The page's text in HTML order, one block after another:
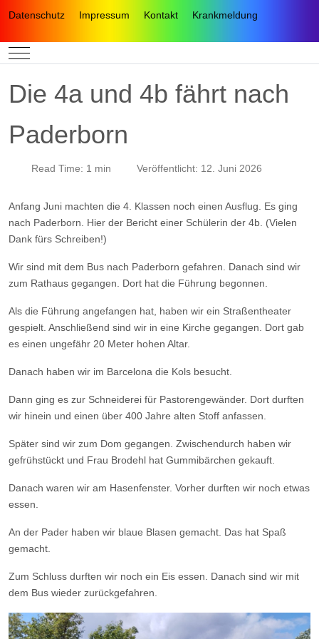
Datenschutz Impressum Kontakt Krankmeldung
Mobile Menu Toggle
Die 4a und 4b fährt nach
Paderborn
Read Time: 1 min Veröffentlicht: 12. Juni 2026
Anfang Juni machten die 4. Klassen noch einen Ausflug. Es ging
nach Paderborn. Hier der Bericht einer Schülerin der 4b. (Vielen
Dank fürs Schreiben!)
Wir sind mit dem Bus nach Paderborn gefahren. Danach sind wir
zum Rathaus gegangen. Dort hat die Führung begonnen.
Als die Führung angefangen hat, haben wir ein Straßentheater
gespielt. Anschließend sind wir in eine Kirche gegangen. Dort gab
es einen ungefähr 20 Meter hohen Altar.
Danach haben wir im Barcelona die Kols besucht.
Dann ging es zur Schneiderei für Pastorengewänder. Dort durften
wir hinein und einen über 400 Jahre alten Stoff anfassen.
Später sind wir zum Dom gegangen. Zwischendurch haben wir
gefrühstückt und Frau Brodehl hat Gummibärchen gekauft.
Danach waren wir am Hasenfenster. Vorher durften wir noch etwas
essen.
An der Pader haben wir blaue Blasen gemacht. Das hat Spaß
gemacht.
Zum Schluss durften wir noch ein Eis essen. Danach sind wir mit
dem Bus wieder zurückgefahren.